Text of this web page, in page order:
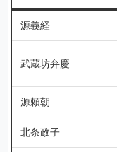
源義経
武蔵坊弁慶
源頼朝
北条政子